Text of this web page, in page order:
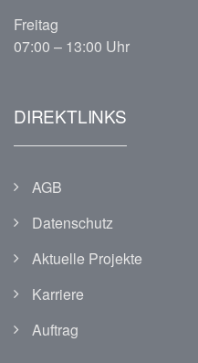
Freitag
07:00 – 13:00 Uhr
DIREKTLINKS
AGB
Datenschutz
Aktuelle Projekte
Karriere
Auftrag